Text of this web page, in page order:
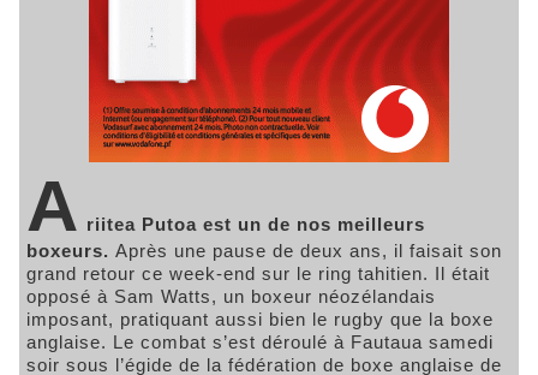
A riitea Putoa est un de nos meilleurs
boxeurs. Après une pause de deux ans, il faisait son
grand retour ce week-end sur le ring tahitien. Il était
opposé à Sam Watts, un boxeur néozélandais
imposant, pratiquant aussi bien le rugby que la boxe
anglaise. Le combat s’est déroulé à Fautaua samedi
soir sous l’égide de la fédération de boxe anglaise de